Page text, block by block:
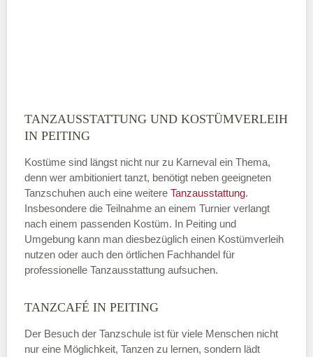
ABSENDEN
TANZAUSSTATTUNG UND KOSTÜMVERLEIH
IN PEITING
Kostüme sind längst nicht nur zu Karneval ein Thema,
denn wer ambitioniert tanzt, benötigt neben geeigneten
Tanzschuhen auch eine weitere Tanzausstattung.
Insbesondere die Teilnahme an einem Turnier verlangt
nach einem passenden Kostüm. In Peiting und
Umgebung kann man diesbezüglich einen Kostümverleih
nutzen oder auch den örtlichen Fachhandel für
professionelle Tanzausstattung aufsuchen.
TANZCAFÉ IN PEITING
Der Besuch der Tanzschule ist für viele Menschen nicht
nur eine Möglichkeit, Tanzen zu lernen, sondern lädt